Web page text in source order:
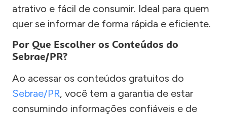
atrativo e fácil de consumir. Ideal para quem
quer se informar de forma rápida e eficiente.
Por Que Escolher os Conteúdos do
Sebrae/PR?
Ao acessar os conteúdos gratuitos do
Sebrae/PR, você tem a garantia de estar
consumindo informações confiáveis e de